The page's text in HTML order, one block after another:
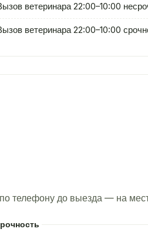
ветеринара 22:00–10:00
ветеринара 22:00–10:00
телефону до выезда — на